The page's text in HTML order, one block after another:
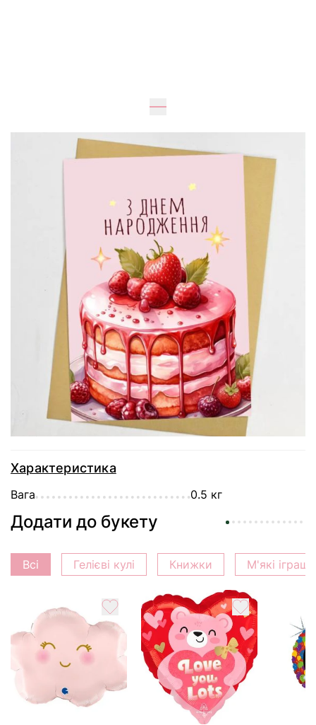
Додати до кошика
Купити в один клік
Доставка
Оплата
Характеристика
Вага 0.5 кг
Додати до букету
Всі Гелієві кулі Книжки М'які